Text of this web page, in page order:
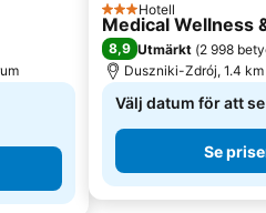
3 Stjärnor
Hotell
Medical Wellness
8,9 Utmärkt (2 998
Duszniki-Zdrój, 1.4
Välj datum för att
Se